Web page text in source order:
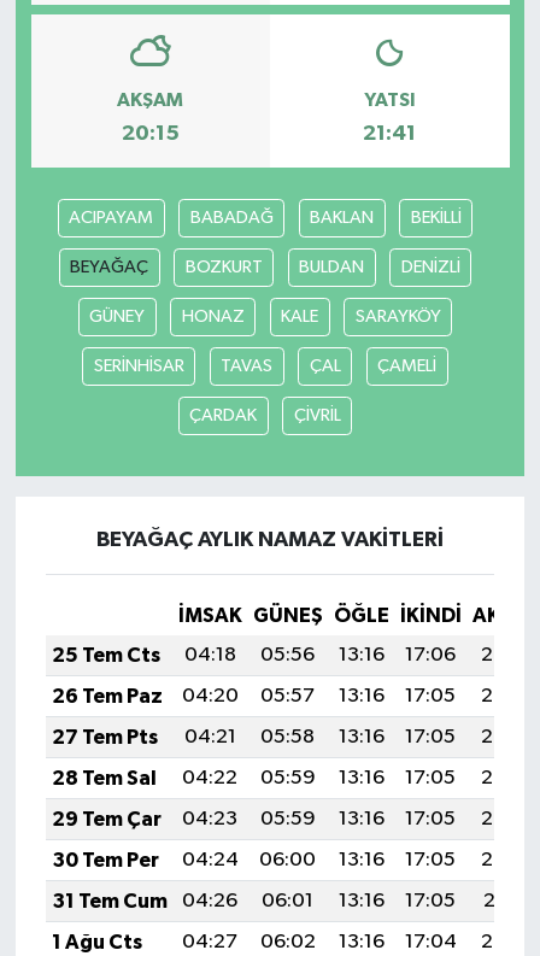
AKŞAM
20:15
YATSI
21:41
ACIPAYAM BABADAĞ BAKLAN BEKİLLİ
BEYAĞAÇ BOZKURT BULDAN DENİZLİ
GÜNEY HONAZ KALE SARAYKÖY
SERİNHİSAR TAVAS ÇAL ÇAMELİ
ÇARDAK ÇİVRİL
BEYAĞAÇ AYLIK NAMAZ VAKITLERI
İMSAK GÜNEŞ ÖĞLE İKINDI
25 Tem Cts
04:18 05:56 13:16 17:06
20:26
26 Tem Paz
04:20 05:57 13:16 17:05
20:25
27 Tem Pts
04:21 05:58 13:16 17:05
20:24
28 Tem Sal
04:22 05:59 13:16 17:05
20:23
29 Tem Çar
04:23 05:59 13:16 17:05
20:22
30 Tem Per
04:24 06:00 13:16 17:05
20:22
31 Tem Cum
04:26 06:01 13:16 17:05
20:21
1 Ağu Cts
04:27 06:02 13:16 17:04
20:20